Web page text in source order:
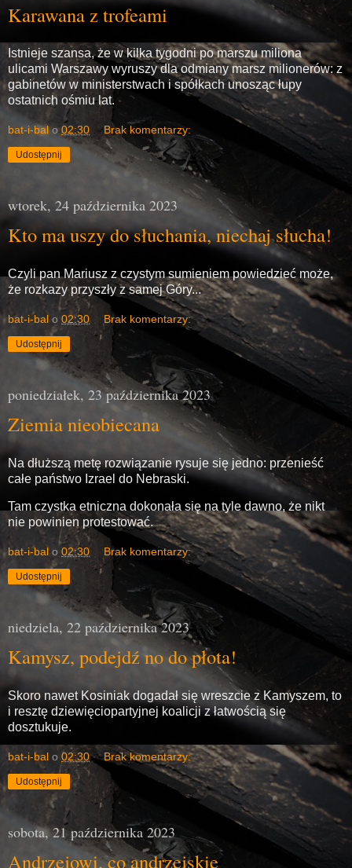
Karawana z trofeami
Istnieje szansa, że w kilka tygodni po marszu miliona
ulicami Warszawy wyruszy dla odmiany marsz milionerów: z
gabinetów w ministerstwach i spółkach unosząc łupy
ostatnich ośmiu lat.
bat-i-bal o02:30 Brak komentarzy:
Udostępnij
wtorek, 24 października 2023
Kto ma uszy do słuchania, niechaj słucha!
Czyli pan Mariusz z czystym sumieniem powiedzieć może,
że rozkazy przyszły z samej Góry...
bat-i-bal o 02:30 Brak komentarzy:
Udostępnij
poniedziałek, 23 października 2023
Ziemia nieobiecana
Na dłuższą metę rozwiązanie rysuje się jedno: przenieść
całe państwo Izrael do Nebraski.
Tam czystka etniczna dokonała się na tyle dawno, że nikt
nie powinien protestować.
bat-i-bal o 02:30 Brak komentarzy:
Udostępnij
niedziela, 22 października 2023
Kamysz, podejdź no do płota!
Skoro nawet Kosiniak dogadał się wreszcie z Kamyszem, to
i resztę dziewięciopartyjnej koalicji z łatwością się
dosztukuje.
bat-i-bal o 02:30 Brak komentarzy:
Udostępnij
sobota, 21 października 2023
Andrzejowi, co andrzejskie